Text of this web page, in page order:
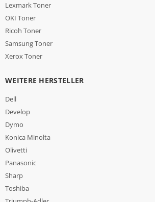
Lexmark Toner
OKI Toner
Ricoh Toner
Samsung Toner
Xerox Toner
WEITERE HERSTELLER
Dell
Develop
Dymo
Konica Minolta
Olivetti
Panasonic
Sharp
Toshiba